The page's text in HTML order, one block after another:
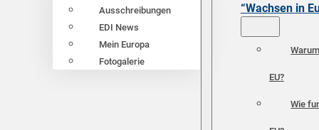
Ausschreibungen
EDI News
Mein Europa
Fotogalerie
“Wachsen in
EU?
Wie